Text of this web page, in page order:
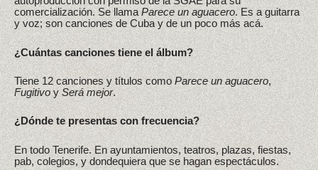
comercialización. Se llamaParece un aguacero. Es a guitarra
y voz; son canciones de Cuba y de un poco más acá.
¿Cuántas canciones tiene el álbum?
Tiene 12 canciones y títulos comoParece un aguacero,
FugitivoySerá mejor.
¿Dónde te presentas con frecuencia?
En todo Tenerife. En ayuntamientos, teatros, plazas, fiestas,
pab, colegios, y dondequiera que se hagan espectáculos.